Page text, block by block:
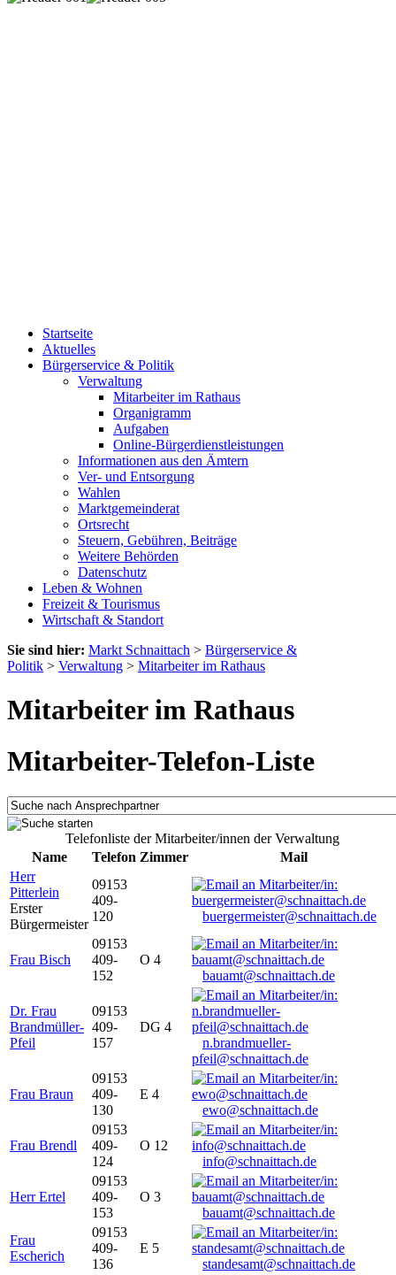
Startseite
Aktuelles
Bürgerservice & Politik
Verwaltung
Mitarbeiter im Rathaus
Organigramm
Aufgaben
Online-Bürgerdienstleistungen
Informationen aus den Ämtern
Ver- und Entsorgung
Wahlen
Marktgemeinderat
Ortsrecht
Steuern, Gebühren, Beiträge
Weitere Behörden
Datenschutz
Leben & Wohnen
Freizeit & Tourismus
Wirtschaft & Standort
Sie sind hier: Markt Schnaittach > Bürgerservice &
Politik > Verwaltung > Mitarbeiter im Rathaus
Mitarbeiter im Rathaus
Mitarbeiter-Telefon-Liste
Telefonliste der Mitarbeiter/innen der Verwaltung
Name
Telefon Zimmer
Mail
Herr
Pitterlein
Erster
Bürgermeister
09153
409-
120
buergermeister@schnaittach.de
Frau Bisch
09153
409-
152
O 4
bauamt@schnaittach.de
Dr. Frau
Brandmüller-
Pfeil
09153
409-
157
DG 4
n.brandmueller-
pfeil@schnaittach.de
Frau Braun
09153
409-
130
E 4
ewo@schnaittach.de
Frau Brendl
09153
409-
124
O 12
info@schnaittach.de
Herr Ertel
09153
409-
153
O 3
bauamt@schnaittach.de
Frau
Escherich
09153
409-
136
E 5
standesamt@schnaittach.de